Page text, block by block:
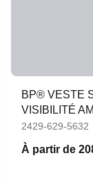
BP® VESTE
VISIBILITÉ
2429-629-5632
À partir de